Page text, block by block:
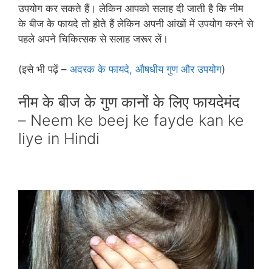
उपयोग कर सकते हैं। लेकिन आपको सलाह दी जाती है कि नीम
के बीज के फायदे तो होते हैं लेकिन अपनी आंखों में उपयोग करने से
पहले अपने चिकित्‍सक से सलाह जरूर लें।
(इसे भी पढ़ें – अदरक के फायदे, औषधीय गुण और उपयोग)
नीम के बीज के गुण कानों के लिए फायदेमंद
– Neem ke beej ke fayde kan ke
liye in Hindi